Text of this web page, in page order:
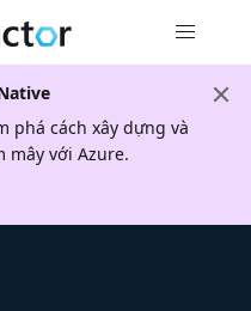
phá cách xây dựng và
mây với Azure.